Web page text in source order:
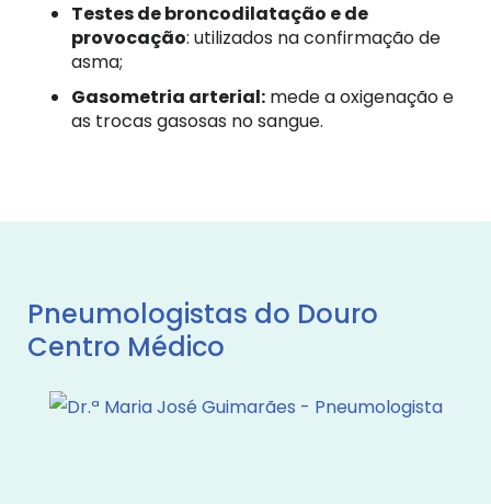
Testes de broncodilatação e de
provocação: utilizados na confirmação de
asma;
Gasometria arterial: mede a oxigenação e
as trocas gasosas no sangue.
Pneumologistas do Douro
Centro Médico